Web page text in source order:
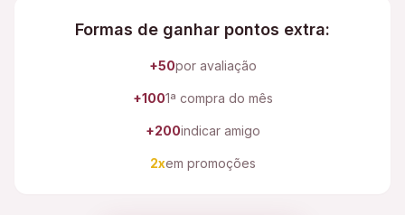
Formas de ganhar pontos extra:
+50por avaliação
+1001ª compra do mês
+200indicar amigo
2xem promoções